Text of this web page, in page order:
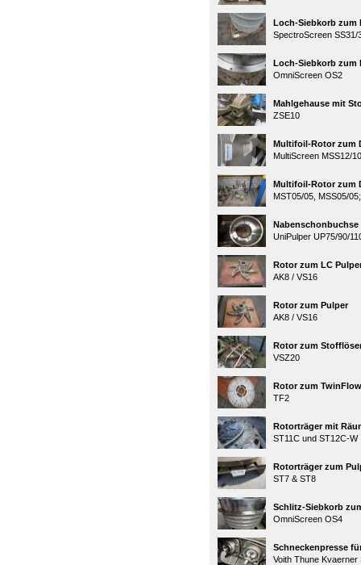
Loch-Siebkorb zum
SpectroScreen SS31/
Loch-Siebkorb zum
OmniScreen OS2
Mahlgehause mit
ZSE10
Multifoil-Rotor zum
MultiScreen MSS12/10
Multifoil-Rotor zum
MST05/05, MSS05/
UniPulper UP75/90/
Rotor zum LC
AK8 / VS16
Rotor zum Pulper
AK8 / VS16
Rotor zum
VSZ20
Rotor zum
TF2
Rotorträger mit
ST11C und ST12C-W
Rotorträger zum
ST7 & ST8
Schlitz-Siebkorb
OmniScreen OS4
Schneckenpresse
Voith Thune Kvaerner